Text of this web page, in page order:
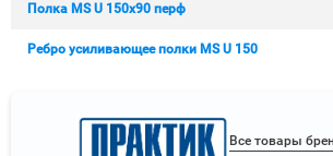
Полка MS U 150х90 перф
Ребро усиливающее полки MS U 150
Все товары